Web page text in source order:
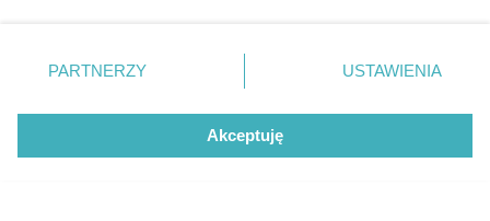
zmienić/wycofać klikając przycisk ustawień prywatności
znajdujący się w lewym dolnym rogu strony
rodzaje przetwarzania danych nie wymagają zgody
użytkownika, ale masz prawo sprzeciwić się takiemu
PARTNERZY USTAWIENIA
Akceptuję